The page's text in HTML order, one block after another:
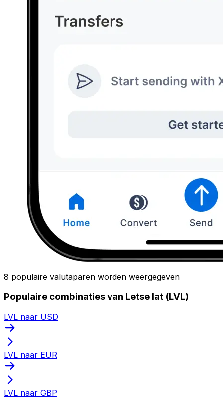
8 populaire valutaparen worden weergegeven
Populaire combinaties van Letse lat (LVL)
LVL naar USD
LVL naar EUR
LVL naar GBP